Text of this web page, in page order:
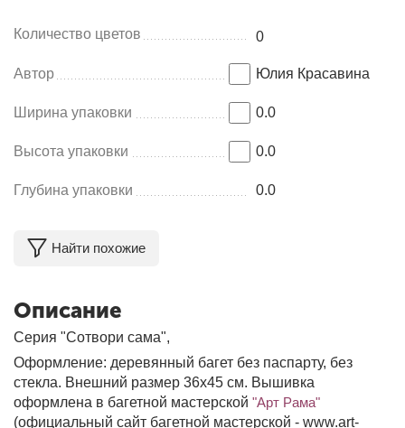
Количество цветов 0
Автор Юлия Красавина
Ширина упаковки 0.0
Высота упаковки 0.0
Глубина упаковки 0.0
Найти похожие
Описание
Серия "Сотвори сама",
Оформление: деревянный багет без паспарту, без
стекла. Внешний размер 36х45 см. Вышивка
оформлена в багетной мастерской "Арт Рама"
(официальный сайт багетной мастерской - www.art-